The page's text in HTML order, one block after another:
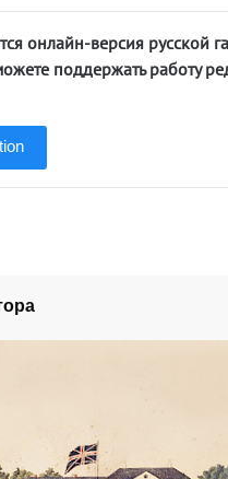
онлайн-версия русской
поддержать работу